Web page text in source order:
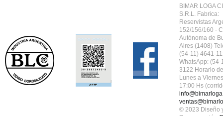
BIMAR LOGA
S.R.L. Fabrica:
Reservistas
152/156/160 -
Autónoma de
Aires (1408)
(54-11) 4641-
WhatsApp: (54-
3122 Horario
Lunes a
17:00 Hs
© 2023 Diseño